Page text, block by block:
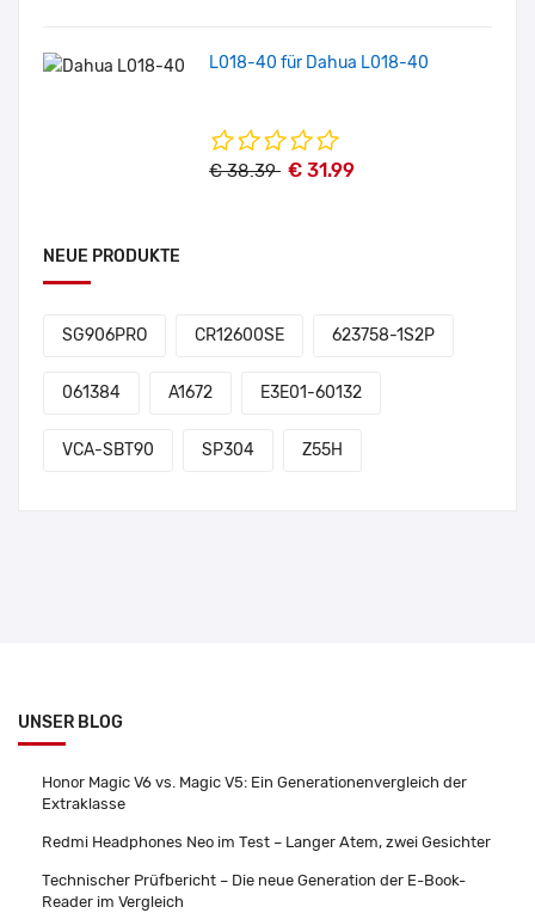
L018-40 für Dahua L018-40
€ 38.39 € 31.99
NEUE PRODUKTE
SG906PRO CR12600SE 623758-1S2P
061384 A1672 E3E01-60132
VCA-SBT90 SP304 Z55H
UNSER BLOG
Honor Magic V6 vs. Magic V5: Ein Generationenvergleich der
Extraklasse
Redmi Headphones Neo im Test – Langer Atem, zwei Gesichter
Technischer Prüfbericht – Die neue Generation der E-Book-
Reader im Vergleich